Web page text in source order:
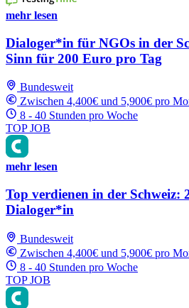
mehr lesen
Dialoger*in für NGOs in der
Sinn für 200 Euro pro Tag
Bundesweit
Zwischen 4,400€ und 5,900€ pro
8 - 40 Stunden pro Woche
TOP JOB
mehr lesen
Top verdienen in der Schweiz:
Dialoger*in
Bundesweit
Zwischen 4,400€ und 5,900€ pro
8 - 40 Stunden pro Woche
TOP JOB